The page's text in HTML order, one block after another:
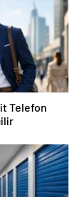
Telefon